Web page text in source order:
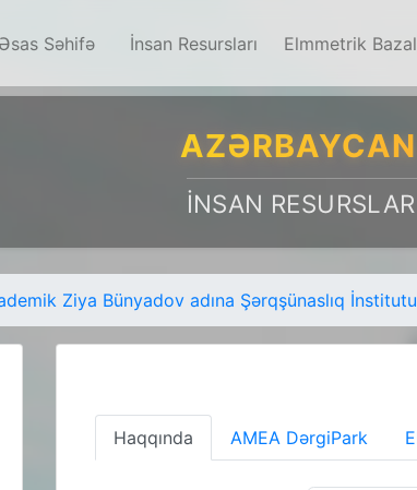
Əsas Səhifə İnsan Resursları Elmmetrik
İNSAN
Ziya Bünyadov adına Şərqşünaslıq İnstitutu
Haqqında AMEA DərgiPark